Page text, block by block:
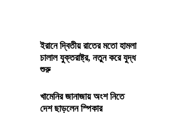
ইরানে দ্বিতীয় রাতের মতো হামলা
চালাল যুক্তরাষ্ট্র, নতুন করে যুদ্ধ
শুরু
খামেনির জানাজায় অংশ নিতে
দেশ ছাড়লেন স্পিকার